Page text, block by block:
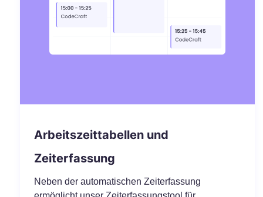
Arbeitszeittabellen und
Zeiterfassung
Neben der automatischen Zeiterfassung